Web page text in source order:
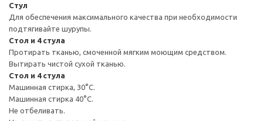
Стул
Для обеспечения максимального качества при необходимости
подтягивайте шурупы.
Стол и 4 стула
Протирать тканью, смоченной мягким моющим средством.
Вытирать чистой сухой тканью.
Стол и 4 стула
Машинная стирка, 30°С.
Машинная стирка 40°С.
Не отбеливать.